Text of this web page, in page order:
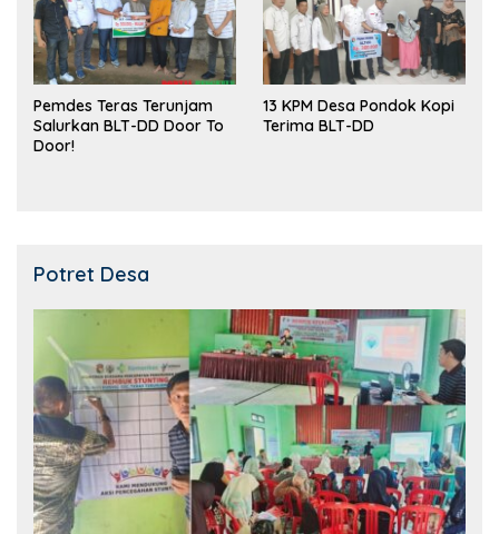
Pemdes Teras Terunjam
Salurkan BLT-DD Door To
Door!
13 KPM Desa Pondok Kopi
Terima BLT-DD
Potret Desa